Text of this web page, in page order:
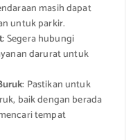
masih dapat
untuk parkir.
: Segera hubungi
darurat untuk
: Pastikan untuk
baik dengan berada
tempat